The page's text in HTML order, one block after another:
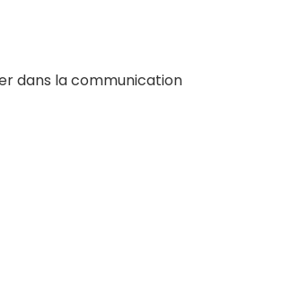
dans la communication